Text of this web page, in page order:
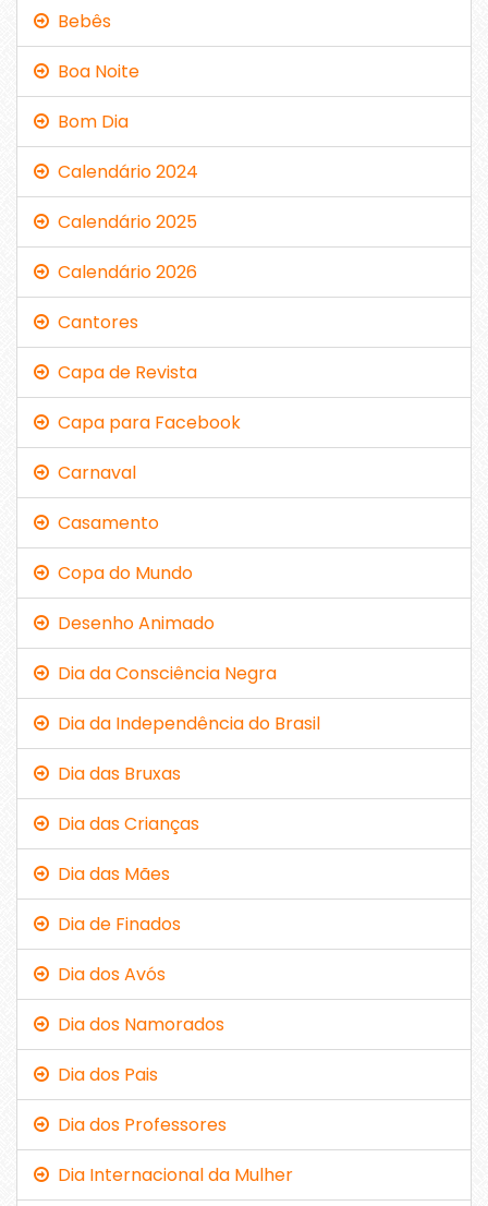
Bebês
Boa Noite
Bom Dia
Calendário 2024
Calendário 2025
Calendário 2026
Cantores
Capa de Revista
Capa para Facebook
Carnaval
Casamento
Copa do Mundo
Desenho Animado
Dia da Consciência Negra
Dia da Independência do Brasil
Dia das Bruxas
Dia das Crianças
Dia das Mães
Dia de Finados
Dia dos Avós
Dia dos Namorados
Dia dos Pais
Dia dos Professores
Dia Internacional da Mulher